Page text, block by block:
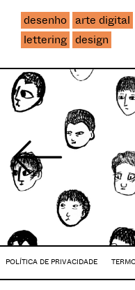
desenho arte digital
lettering design
POLÍTICA DE PRIVACIDADE